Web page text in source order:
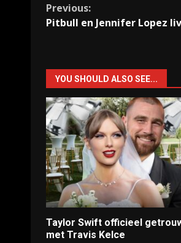
Continue
Reading
Previous:
Pitbull en Jennifer Lopez
YOU SHOULD ALSO SEE...
Taylor Swift officieel
met Travis Kelce